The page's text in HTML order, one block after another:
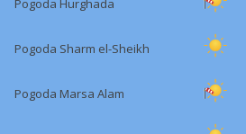
Pogoda Hurghada
Pogoda Sharm el-Sheikh
Pogoda Marsa Alam